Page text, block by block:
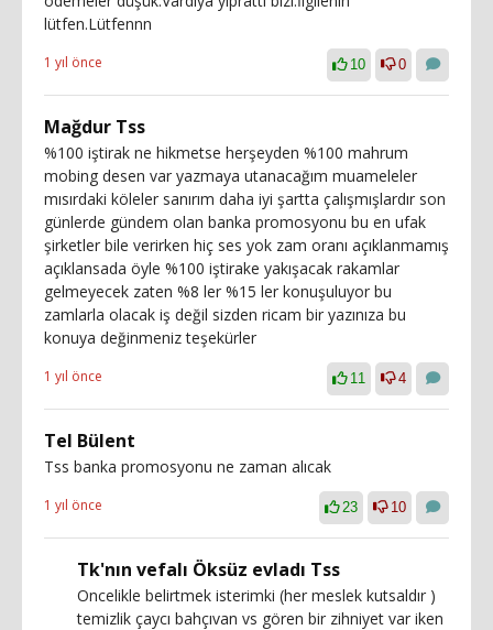
lütfen.Lütfennn
1 yıl önce 10 0
Mağdur Tss
%100 iştirak ne hikmetse herşeyden %100 mahrum
mobing desen var yazmaya utanacağım muameleler
mısırdaki köleler sanırım daha iyi şartta çalışmışlardır son
günlerde gündem olan banka promosyonu bu en ufak
şirketler bile verirken hiç ses yok zam oranı açıklanmamış
açıklansada öyle %100 iştirake yakışacak rakamlar
gelmeyecek zaten %8 ler %15 ler konuşuluyor bu
zamlarla olacak iş değil sizden ricam bir yazınıza bu
konuya değinmeniz teşekürler
1 yıl önce 11 4
Tel Bülent
Tss banka promosyonu ne zaman alıcak
1 yıl önce 23 10
Tk'nın vefalı Öksüz evladı Tss
Oncelikle belirtmek isterimki (her meslek kutsaldır )
temizlik çaycı bahçıvan vs gören bir zihniyet var iken